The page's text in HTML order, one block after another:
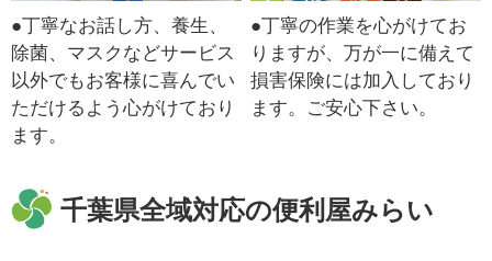
●丁寧なお話し方、養生、
除菌、マスクなどサービス
以外でもお客様に喜んでい
ただけるよう心がけており
ます。
●丁寧の作業を心がけてお
りますが、万が一に備えて
損害保険には加入しており
ます。ご安心下さい。
千葉県全域対応の便利屋みらい